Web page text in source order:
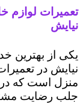
تعمیرات لوازم
نیایش
یکی از بهترین
نیایش در
منزل است که
جلب رضایت